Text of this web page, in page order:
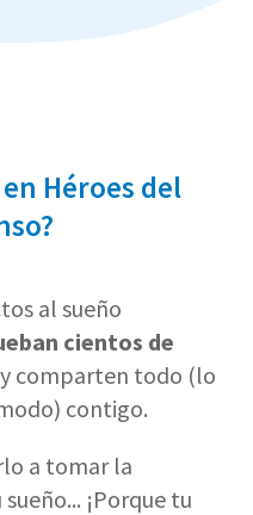
Héroes del
al sueño
cientos de
y comparten todo (lo
contigo.
a tomar la
¡Porque tu